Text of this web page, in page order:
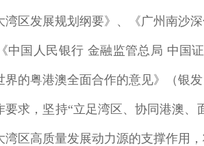
区发展规划纲要》、《广州南沙
中国人民银行 金融监管总局 中国
的粤港澳全面合作的意见》（银
求，坚持“立足湾区、协同港澳、
区高质量发展动力源的支撑作用